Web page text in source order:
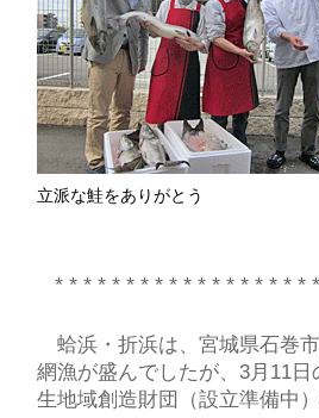
立派な鮭をありがとう
* * * * * * * * * * * * * * * * * *
蛤浜・折浜は、宮城県石巻
網漁が盛んでしたが、3月11
生地域創造財団（設立準備中